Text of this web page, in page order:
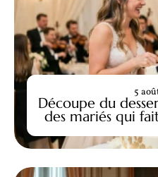
Découpe du
des mariés qui
5